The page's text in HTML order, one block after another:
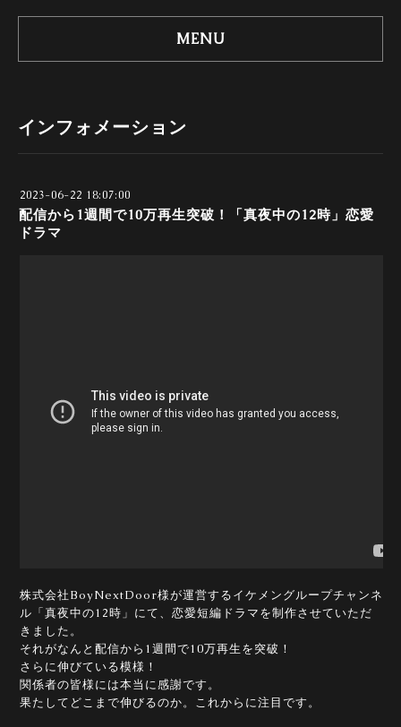
MENU
インフォメーション
2023-06-22 18:07:00
配信から1週間で10万再生突破！「真夜中の12時」恋愛
ドラマ
株式会社BoyNextDoor様が運営するイケメングループチャンネ
ル「真夜中の12時」にて、恋愛短編ドラマを制作させていただ
きました。
それがなんと配信から1週間で10万再生を突破！
さらに伸びている模様！
関係者の皆様には本当に感謝です。
果たしてどこまで伸びるのか。これからに注目です。